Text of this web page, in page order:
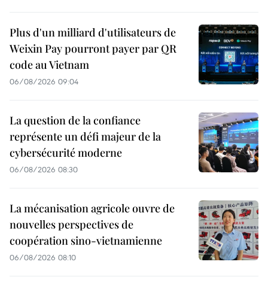
Plus d'un milliard d'utilisateurs de
Weixin Pay pourront payer par QR
code au Vietnam
06/08/2026 09:04
La question de la confiance
représente un défi majeur de la
cybersécurité moderne
06/08/2026 08:30
La mécanisation agricole ouvre de
nouvelles perspectives de
coopération sino-vietnamienne
06/08/2026 08:10